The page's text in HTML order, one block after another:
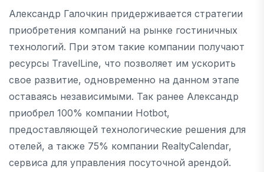
Александр Галочкин придерживается стратегии
приобретения компаний на рынке гостиничных
технологий. При этом такие компании получают
ресурсы TravelLine, что позволяет им ускорить
свое развитие, одновременно на данном этапе
оставаясь независимыми. Так ранее Александр
приобрел 100% компании Hotbot,
предоставляющей технологические решения для
отелей, а также 75% компании RealtyCalendar,
сервиса для управления посуточной арендой.